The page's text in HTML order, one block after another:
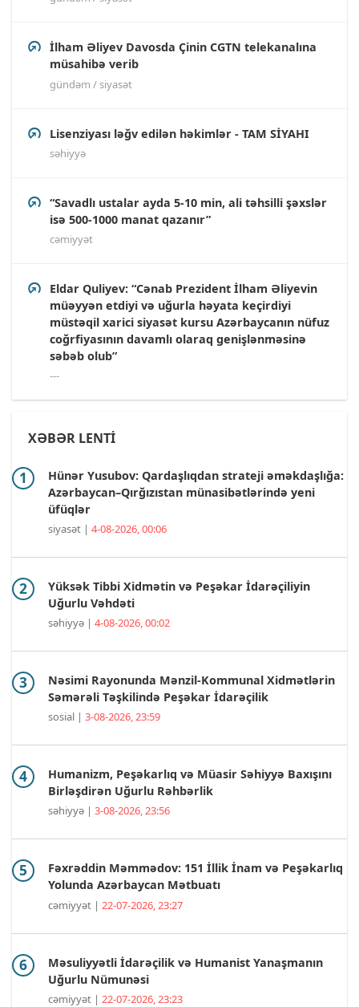
İlham Əliyev Davosda Çinin CGTN telekanalına
müsahibə verib
gündəm / siyasət
Lisenziyası ləğv edilən həkimlər - TAM SİYAHI
səhiyyə
“Savadlı ustalar ayda 5-10 min, ali təhsilli şəxslər
isə 500-1000 manat qazanır”
cəmiyyət
Eldar Quliyev: “Cənab Prezident İlham Əliyevin
müəyyən etdiyi və uğurla həyata keçirdiyi
müstəqil xarici siyasət kursu Azərbaycanın nüfuz
coğrfiyasının davamlı olaraq genişlənməsinə
səbəb olub”
---
XƏBƏR LENTİ
Hünər Yusubov: Qardaşlıqdan strateji əməkdaşlığa:
Azərbaycan–Qırğızıstan münasibətlərində yeni
üfüqlər
siyasət | 4-08-2026, 00:06
Yüksək Tibbi Xidmətin və Peşəkar İdarəçiliyin
Uğurlu Vəhdəti
səhiyyə | 4-08-2026, 00:02
Nəsimi Rayonunda Mənzil-Kommunal Xidmətlərin
Səmərəli Təşkilində Peşəkar İdarəçilik
sosial | 3-08-2026, 23:59
Humanizm, Peşəkarlıq və Müasir Səhiyyə Baxışını
Birləşdirən Uğurlu Rəhbərlik
səhiyyə | 3-08-2026, 23:56
Fəxrəddin Məmmədov: 151 İllik İnam və Peşəkarlıq
Yolunda Azərbaycan Mətbuatı
cəmiyyət | 22-07-2026, 23:27
Məsuliyyətli İdarəçilik və Humanist Yanaşmanın
Uğurlu Nümunəsi
cəmiyyət | 22-07-2026, 23:23